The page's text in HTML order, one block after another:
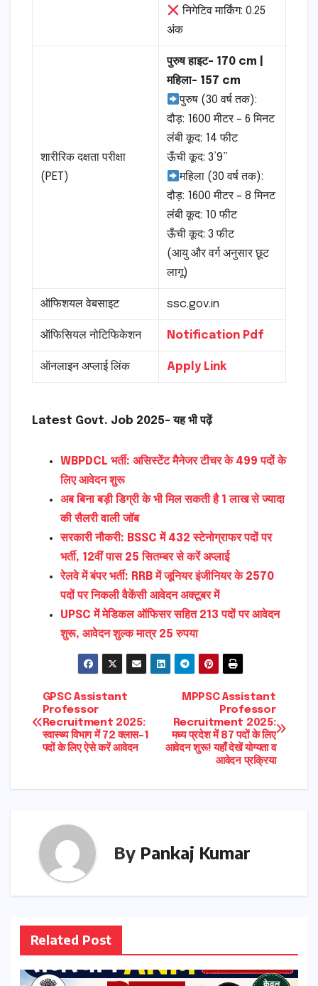
निगेटिव मार्किंग: 0.25
अंक
शारीरिक दक्षता परीक्षा
(PET)
पुरुष हाइट- 170 cm |
महिला- 157 cm
पुरुष (30 वर्ष तक):
दौड़: 1600 मीटर – 6 मिनट
लंबी कूद: 14 फीट
ऊँची कूद: 3’9”
महिला (30 वर्ष तक):
दौड़: 1600 मीटर – 8 मिनट
लंबी कूद: 10 फीट
ऊँची कूद: 3 फीट
(आयु और वर्ग अनुसार छूट
लागू)
ऑफिशयल वेबसाइट ssc.gov.in
ऑफिसियल नोटिफिकेशन Notification Pdf
ऑनलाइन अप्लाई लिंक Apply Link
Latest Govt. Job 2025- यह भी पढ़ें
WBPDCL भर्ती: असिस्टेंट मैनेजर टीचर के 499 पदों के
लिए आवेदन शुरू
अब बिना बड़ी डिग्री के भी मिल सकती है 1 लाख से ज्यादा
की सैलरी वाली जॉब
सरकारी नौकरी: BSSC में 432 स्टेनोग्राफर पदों पर
भर्ती, 12वीं पास 25 सितम्बर से करें अप्लाई
रेलवे में बंपर भर्ती: RRB में जूनियर इंजीनियर के 2570
पदों पर निकली वैकेंसी आवेदन अक्टूबर में
UPSC में मेडिकल ऑफिसर सहित 213 पदों पर आवेदन
शुरू, आवेदन शुल्क मात्र 25 रुपया
Post
navigation
MPPSC Assistant
Professor
Recruitment 2025:
मध्य प्रदेश में 87 पदों के लिए
आवेदन शुरू! यहाँ देखें योग्यता व
आवेदन प्रक्रिया
GPSC Assistant
Professor
Recruitment 2025:
स्वास्थ्य विभाग में 72 क्लास-1
पदों के लिए ऐसे करें आवेदन
By Pankaj Kumar
Related Post